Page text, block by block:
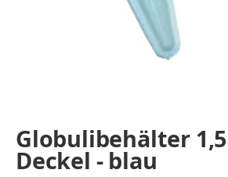
Globulibehälter
Deckel - blau